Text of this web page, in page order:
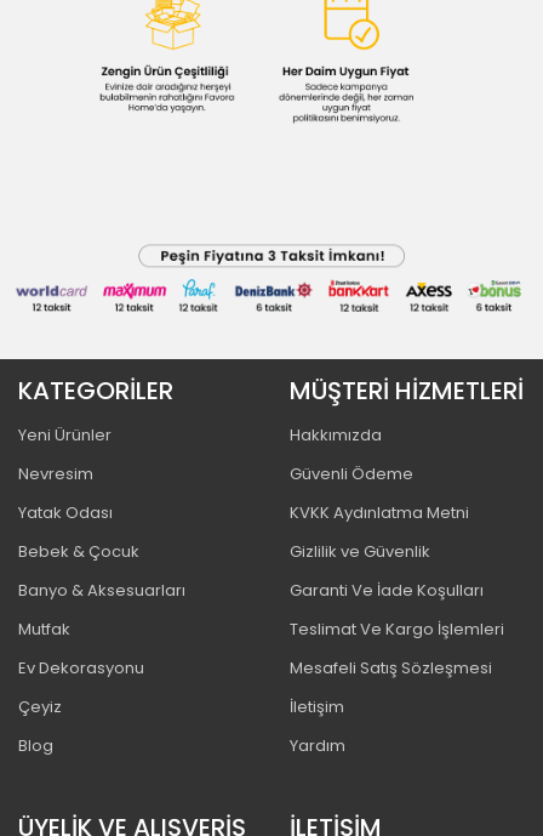
KATEGORİLER
Yeni Ürünler
Nevresim
Yatak Odası
Bebek & Çocuk
Banyo & Aksesuarları
Mutfak
Ev Dekorasyonu
Çeyiz
Blog
MÜŞTERİ HİZMETLERİ
Hakkımızda
Güvenli Ödeme
KVKK Aydınlatma Metni
Gizlilik ve Güvenlik
Garanti Ve İade Koşulları
Teslimat Ve Kargo İşlemleri
Mesafeli Satış Sözleşmesi
İletişim
Yardım
ÜYELİK VE ALIŞVERİŞ İLETİŞİM